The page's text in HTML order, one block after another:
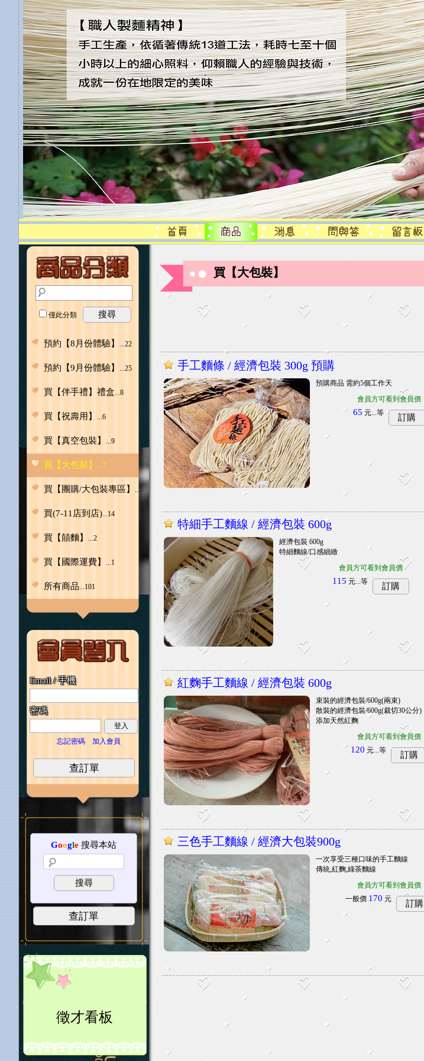
僅此分類 搜尋
預約【8月份體驗】 ...22
預約【9月份體驗】 ...25
買【伴手禮】禮盒...8
買【祝壽用】 ...6
買【真空包裝】 ...9
買【大包裝】 ...7
買【團購/大包裝專區】 ...7
買(7-11店到店)...14
買【囍麵】 ...2
買【國際運費】 ...1
所有商品...101
Email / 手機
密碼
登入
忘記密碼
加入會員
查訂單
Google 搜尋本站
搜尋
查訂單
徵才看板
買【大包裝】
手工麵條 / 經濟包裝 300g 預購
預購商品 需約5個工作天
會員方可看到會員價
65 元...等 訂購
特細手工麵線 / 經濟包裝 600g
經濟包裝 600g
特細麵線/口感細緻
會員方可看到會員價
115元...等 訂購
紅麴手工麵線 / 經濟包裝 600g
束裝的經濟包裝/600g(兩束)
散裝的經濟包裝/600g(裁切30公分)
添加天然紅麴
會員方可看到會員價
120 元...等 訂購
三色手工麵線 / 經濟大包裝900g
一次享受三種口味的手工麵線
傳統,紅麴,綠茶麵線
會員方可看到會員價
一般價 170 元 訂購